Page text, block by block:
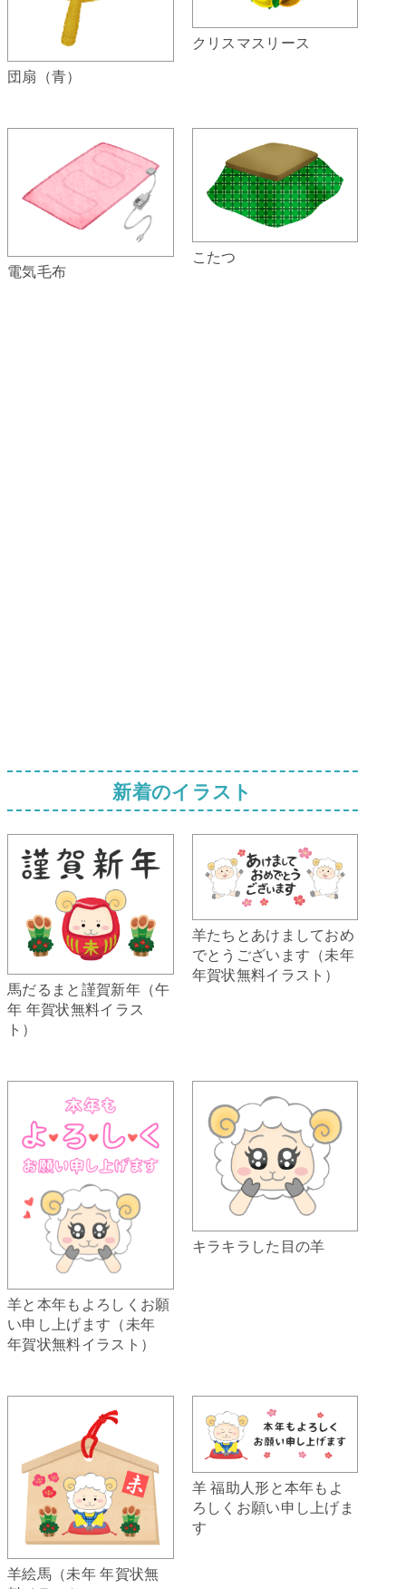
団扇（青）
クリスマスリース
電気毛布
こたつ
新着のイラスト
馬だるまと謹賀新年（午
年 年賀状無料イラス
ト）
羊たちとあけましておめ
でとうございます（未年
年賀状無料イラスト）
羊と本年もよろしくお願
い申し上げます（未年
年賀状無料イラスト）
キラキラした目の羊
羊絵馬（未年 年賀状無
羊 福助人形と本年もよ
ろしくお願い申し上げま
す